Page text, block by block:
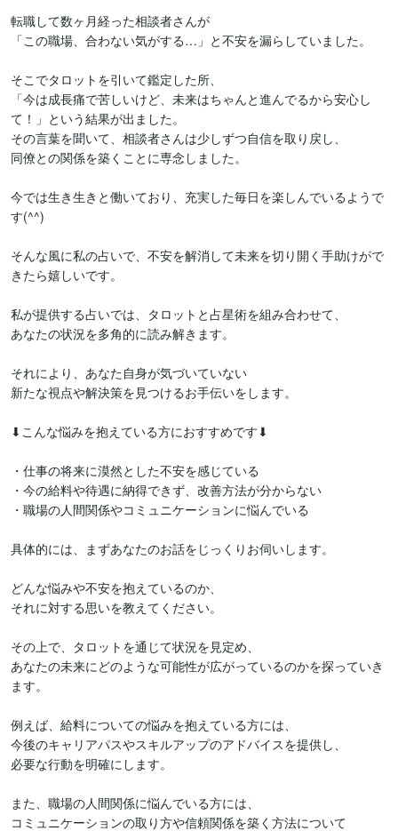
転職して数ヶ月経った相談者さんが
「この職場、合わない気がする…」と不安を漏らしていました。
そこでタロットを引いて鑑定した所、
「今は成長痛で苦しいけど、未来はちゃんと進んでるから安心し
て！」という結果が出ました。
その言葉を聞いて、相談者さんは少しずつ自信を取り戻し、
同僚との関係を築くことに専念しました。
今では生き生きと働いており、充実した毎日を楽しんでいるようで
す(^^)
そんな風に私の占いで、不安を解消して未来を切り開く手助けがで
きたら嬉しいです。
私が提供する占いでは、タロットと占星術を組み合わせて、
あなたの状況を多角的に読み解きます。
それにより、あなた自身が気づいていない
新たな視点や解決策を見つけるお手伝いをします。
⬇こんな悩みを抱えている方におすすめです⬇
・仕事の将来に漠然とした不安を感じている
・今の給料や待遇に納得できず、改善方法が分からない
・職場の人間関係やコミュニケーションに悩んでいる
具体的には、まずあなたのお話をじっくりお伺いします。
どんな悩みや不安を抱えているのか、
それに対する思いを教えてください。
その上で、タロットを通じて状況を見定め、
あなたの未来にどのような可能性が広がっているのかを探っていき
ます。
例えば、給料についての悩みを抱えている方には、
今後のキャリアパスやスキルアップのアドバイスを提供し、
必要な行動を明確にします。
また、職場の人間関係に悩んでいる方には、
コミュニケーションの取り方や信頼関係を築く方法について